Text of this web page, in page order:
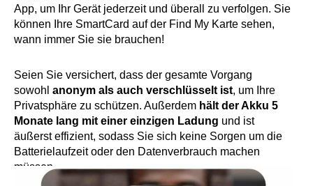
App, um Ihr Gerät jederzeit und überall zu verfolgen. Sie
können Ihre SmartCard auf der Find My Karte sehen,
wann immer Sie sie brauchen!
Seien Sie versichert, dass der gesamte Vorgang
sowohl anonym als auch verschlüsselt ist, um Ihre
Privatsphäre zu schützen. Außerdem hält der Akku 5
Monate lang mit einer einzigen Ladung und ist
äußerst effizient, sodass Sie sich keine Sorgen um die
Batterielaufzeit oder den Datenverbrauch machen
müssen.